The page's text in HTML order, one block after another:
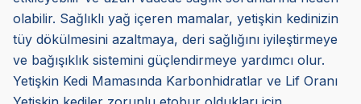
olabilir. Sağlıklı yağ içeren mamalar, yetişkin kedinizin
tüy dökülmesini azaltmaya, deri sağlığını iyileştirmeye
ve bağışıklık sistemini güçlendirmeye yardımcı olur.
Yetişkin Kedi Mamasında Karbonhidratlar ve Lif Oranı